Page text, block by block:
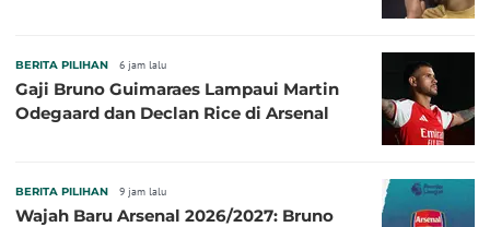
BERITA PILIHAN 6 jam lalu
Gaji Bruno Guimaraes Lampaui Martin
Odegaard dan Declan Rice di Arsenal
BERITA PILIHAN 9 jam lalu
Wajah Baru Arsenal 2026/2027: Bruno